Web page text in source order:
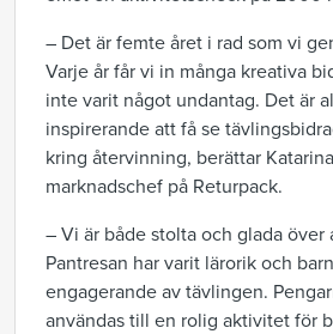
– Det är femte året i rad som vi
Varje år får vi in många kreativa
inte varit något undantag. Det är
inspirerande att få se
kring återvinning, berättar
marknadschef på Returpack.
– Vi är både stolta och glada över
Pantresan har varit lärorik och
engagerande av tävlingen.
användas till en rolig aktivitet för